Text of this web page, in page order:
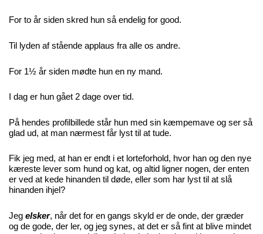
For to år siden skred hun så endelig for good.
Til lyden af stående applaus fra alle os andre.
For 1½ år siden mødte hun en ny mand.
I dag er hun gået 2 dage over tid.
På hendes profilbillede står hun med sin kæmpemave og ser så
glad ud, at man nærmest får lyst til at tude.
Fik jeg med, at han er endt i et lorteforhold, hvor han og den nye
kæreste lever som hund og kat, og altid ligner nogen, der enten
er ved at kede hinanden til døde, eller som har lyst til at slå
hinanden ihjel?
Jeg elsker, når det for en gangs skyld er de onde, der græder
og de gode, der ler, og jeg synes, at det er så fint at blive mindet